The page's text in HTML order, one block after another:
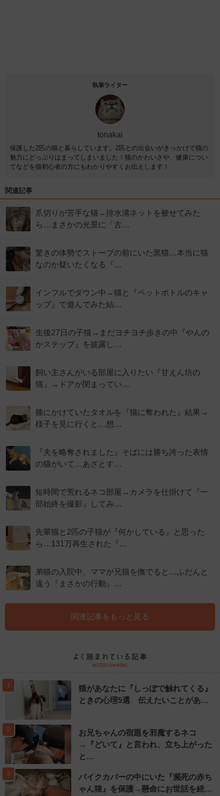
執筆ライター
tonakai
保護した2匹の猫と暮らしています。2匹との出会いがきっかけで猫の
魅力にどっぷりはまってしまいました！猫のかわいさや、健康につい
てなどを猫初心者の方にもわかりやすくお伝えします！
関連記事
爪切りが苦手な猫→排水溝ネットを被せてみた
ら…まさかの光景に「古…
驚きの体勢でストーブの前にいた黒猫…本当に猫
なのか疑いたくなる『…
インフルでダウン中→猫と『ペットボトルのキャ
ップ』で遊んでみた結…
生後27日の子猫→まだヨチヨチ歩きの中『やんの
かステップ』を披露し…
飼い主さんがいる部屋に入りたい『甘えん坊の
猫』→ドアが閉まってい…
膝にかけていたタオルを『猫に奪われた』結果→
様子を見に行くと…想…
『夫を略奪されました』そばには勝ち誇った表情
の猫がいて…あざとす…
短時間で荒れるネコ部屋→カメラを仕掛けて『一
部始終を撮影』してみ…
先輩猫と2匹の子猫が『何かしている』と思った
ら…131万再生された『…
弟猫の入院中、ママが兄猫を撫でると…ふだんと
違う『まさかの行動』…
関連記事をもっと見る
1
猫があなたに『しっぽで触れてくる』
ときの心理5選 伝えたいことがあ…
2
お兄ちゃんの宿題を邪魔するネコ
→『どいて』と言われ、立ち上がった
と…
3
バイクカバーの中にいた『瀕死の赤ち
ゃん猫』を保護→懸命にお世話を続…